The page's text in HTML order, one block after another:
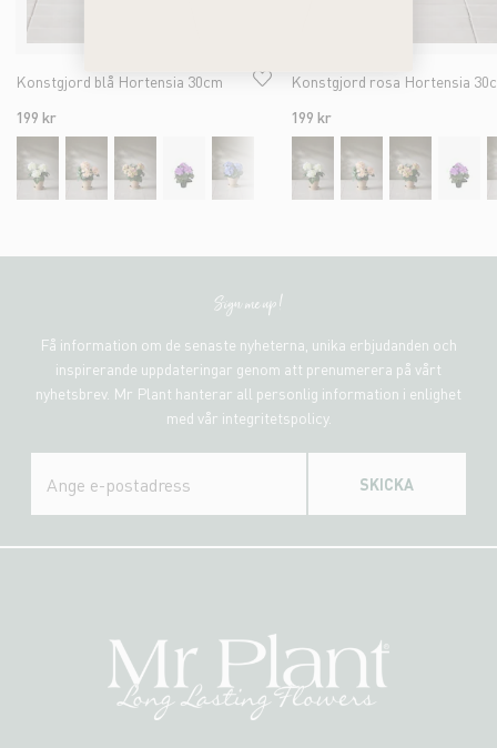
Konstgjord blå Hortensia 30cm
199 kr
Konstgjord rosa Hortensia
199 kr
Sign me up!
Få information om de senaste nyheterna, unika erbjudanden och
inspirerande uppdateringar genom att prenumerera på vårt
nyhetsbrev. Mr Plant hanterar all personlig information i enlighet
med vår integritetspolicy.
SKICKA